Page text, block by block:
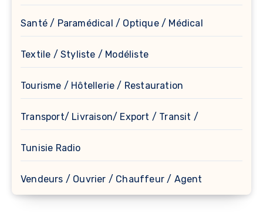
Santé / Paramédical / Optique / Médical
Textile / Styliste / Modéliste
Tourisme / Hôtellerie / Restauration
Transport/ Livraison/ Export / Transit /
Tunisie Radio
Vendeurs / Ouvrier / Chauffeur / Agent